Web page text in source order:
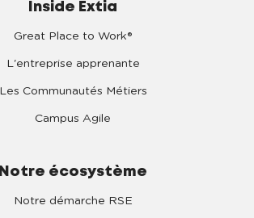
Inside Extia
Great Place to Work®
L'entreprise apprenante
Les Communautés Métiers
Campus Agile
Notre écosystème
Notre démarche RSE